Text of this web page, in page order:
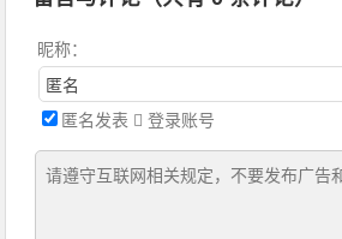
昵称：
匿名发表 登录账号